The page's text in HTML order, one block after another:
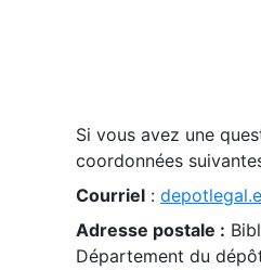
Si vous avez une
coordonnées
Courriel :
Adresse postale :
Département du